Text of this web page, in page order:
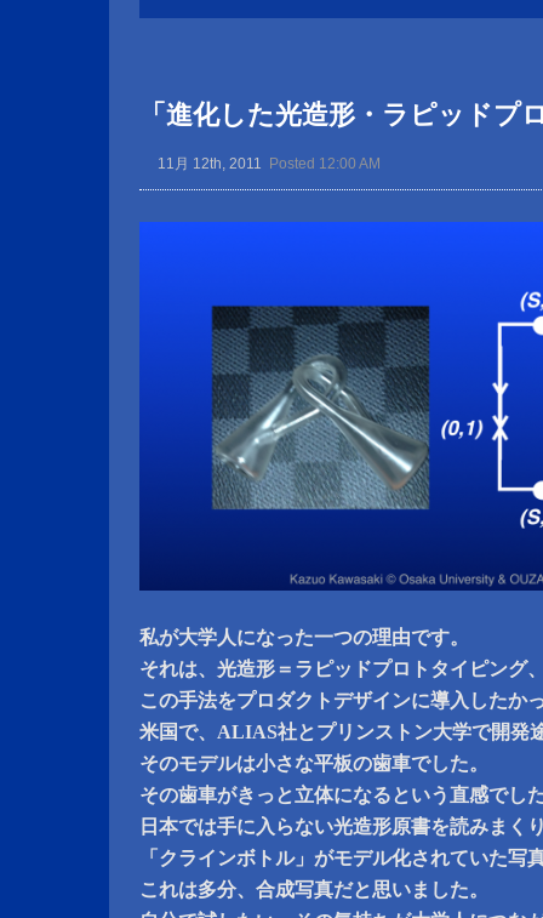
「進化した光造形・ラピッドプ
11月 12th, 2011 Posted 12:00 AM
私が大学人になった一つの理由です。
それは、光造形＝ラピッドプロトタイピング
この手法をプロダクトデザインに導入したか
米国で、ALIAS社とプリンストン大学で開発
そのモデルは小さな平板の歯車でした。
その歯車がきっと立体になるという直感でし
日本では手に入らない光造形原書を読みまく
「クラインボトル」がモデル化されていた写
これは多分、合成写真だと思いました。